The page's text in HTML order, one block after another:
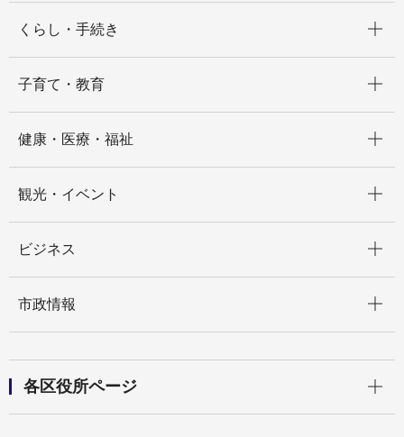
くらし・手続き
子育て・教育
健康・医療・福祉
観光・イベント
ビジネス
市政情報
各区役所ページ